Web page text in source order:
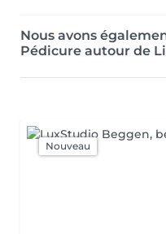
Nous avons
Pédicure autour de
Nouveau